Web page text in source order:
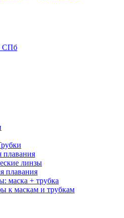
СПб
плавания
линзы
плавания
маска + трубка
к маскам и трубкам